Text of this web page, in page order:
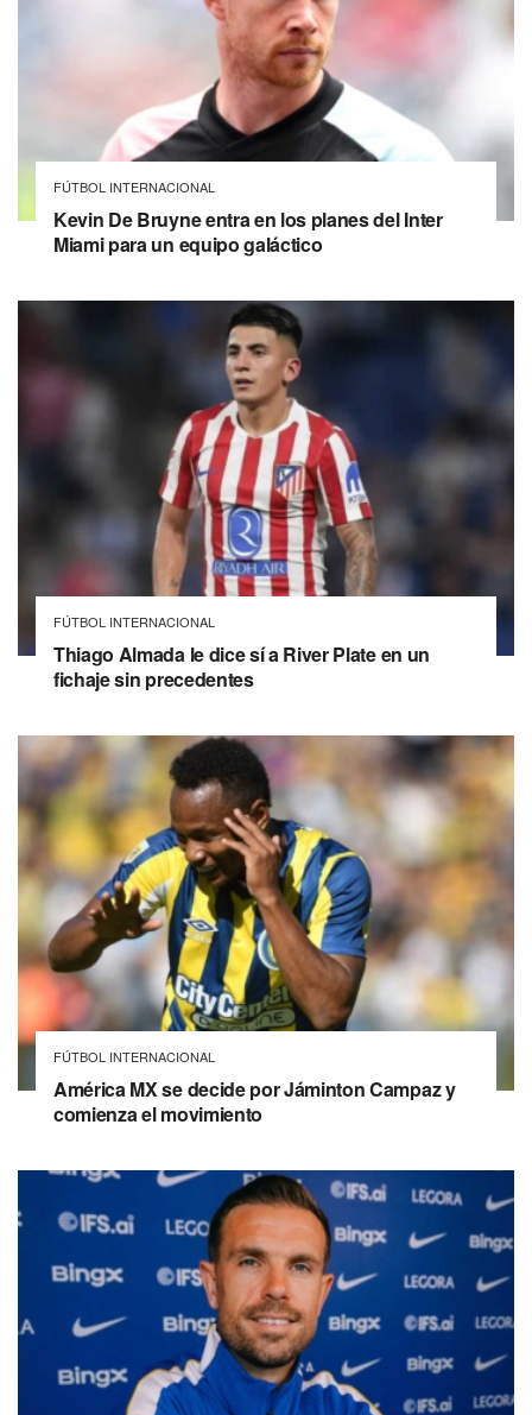
FÚTBOL INTERNACIONAL
Kevin De Bruyne entra en los planes del Inter
Miami para un equipo galáctico
FÚTBOL INTERNACIONAL
Thiago Almada le dice sí a River Plate en un
fichaje sin precedentes
FÚTBOL INTERNACIONAL
América MX se decide por Jáminton Campaz y
comienza el movimiento